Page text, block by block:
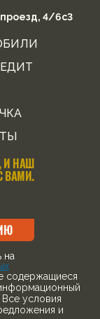
4/6с3
И НАШ
ВАМИ.
на
содержащиеся
условия
и